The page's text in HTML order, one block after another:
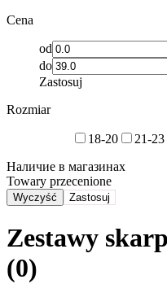
Cena
od
do
Zastosuj
Rozmiar
18-20 21-23
Наличие в магазинах
Towary przecenione
Wyczyść Zastosuj
Zestawy
(0)